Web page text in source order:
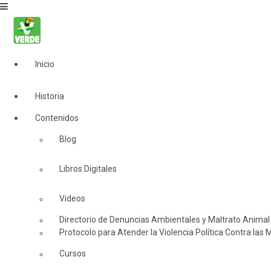
Inicio
Historia
Contenidos
Blog
Libros Digitales
Videos
Directorio de Denuncias Ambientales y Maltrato Animal
Protocolo para Atender la Violencia Política Contra las
Cursos